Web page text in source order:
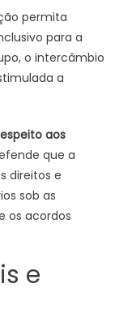
permita
para a
o intercâmbio
a
aos
que a
direitos e
sob as
os acordos
e